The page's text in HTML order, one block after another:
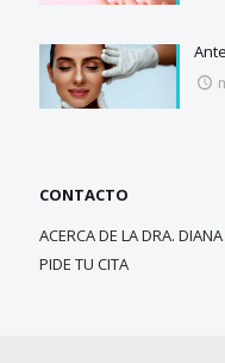
CONTACTO
ACERCA DE LA DRA.
PIDE TU CITA